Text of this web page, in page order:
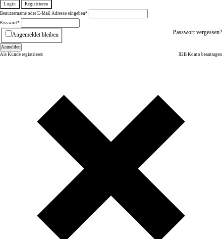
Login
Registrieren
Benutzername oder E-Mail Adresse eingeben*
Passwort*
Angemeldet bleiben Passwort vergessen?
Anmelden
Als Kunde registrieren
B2B Konto beantragen